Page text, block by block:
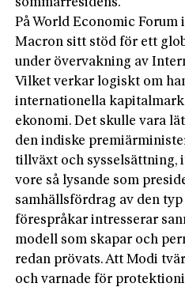
sommarresidens.
På World Economic Forum
Macron sitt stöd för ett
under övervakning av
Vilket verkar logiskt om
internationella
ekonomi. Det skulle vara
den indiske
tillväxt och sysselsättning,
vore så lysande som
samhällsfördrag av den
förespråkar intresserar
modell som skapar och
redan prövats. Att Modi
och varnade för